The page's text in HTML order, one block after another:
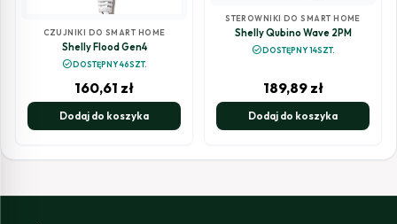
CZUJNIKI DO SMART HOME
Shelly Flood Gen4
check_circleDOSTĘPNY 46SZT.
160,61 zł
Dodaj do koszyka
STEROWNIKI DO SMART HOME
Shelly Qubino Wave 2PM
check_circleDOSTĘPNY 14SZT.
189,89 zł
Dodaj do koszyka